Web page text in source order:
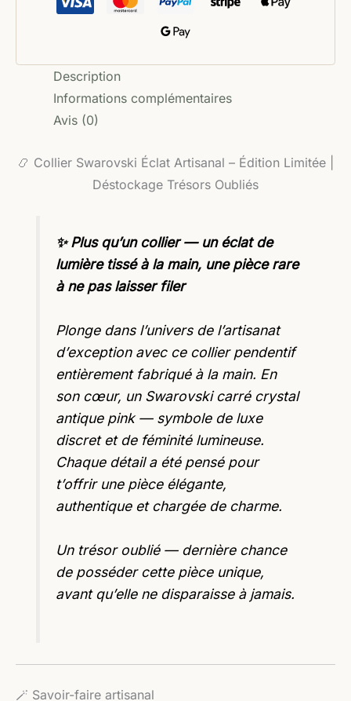
Description
Informations complémentaires
Avis (0)
📿 Collier Swarovski Éclat Artisanal – Édition Limitée |
Déstockage Trésors Oubliés
✨ Plus qu’un collier — un éclat de
lumière tissé à la main, une pièce rare
à ne pas laisser filer
Plonge dans l’univers de l’artisanat
d’exception avec ce collier pendentif
entièrement fabriqué à la main. En
son cœur, un Swarovski carré crystal
antique pink — symbole de luxe
discret et de féminité lumineuse.
Chaque détail a été pensé pour
t’offrir une pièce élégante,
authentique et chargée de charme.
Un trésor oublié — dernière chance
de posséder cette pièce unique,
avant qu’elle ne disparaisse à jamais.
🪄 Savoir-faire artisanal